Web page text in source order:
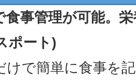
食事管理が可能。
ポート)
けで簡単に食事を